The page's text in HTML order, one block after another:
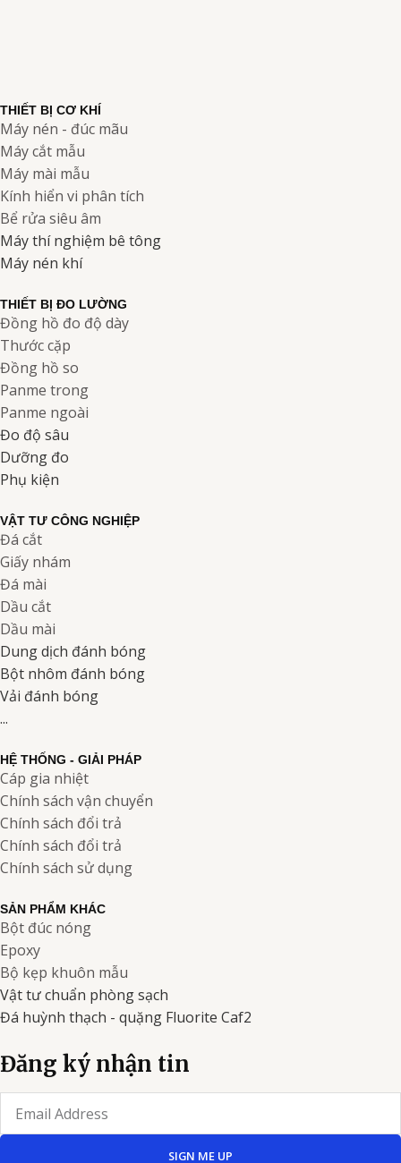
THIẾT BỊ CƠ KHÍ
Máy nén - đúc mãu
Máy cắt mẫu
Máy mài mẫu
Kính hiển vi phân tích
Bể rửa siêu âm
Máy thí nghiệm bê tông
Máy nén khí
THIẾT BỊ ĐO LƯỜNG
Đồng hồ đo độ dày
Thước cặp
Đồng hồ so
Panme trong
Panme ngoài
Đo độ sâu
Dưỡng đo
Phụ kiện
VẬT TƯ CÔNG NGHIỆP
Đá cắt
Giấy nhám
Đá mài
Dầu cắt
Dầu mài
Dung dịch đánh bóng
Bột nhôm đánh bóng
Vải đánh bóng
...
HỆ THỐNG - GIẢI PHÁP
Cáp gia nhiệt
Chính sách vận chuyển
Chính sách đổi trả
Chính sách đổi trả
Chính sách sử dụng
SẢN PHẨM KHÁC
Bột đúc nóng
Epoxy
Bộ kẹp khuôn mẫu
Vật tư chuẩn phòng sạch
Đá huỳnh thạch - quặng Fluorite Caf2
Đăng ký nhận tin
SIGN ME UP